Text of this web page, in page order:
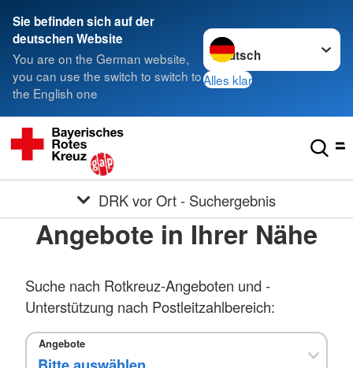
Sie befinden sich auf der
deutschen Website
You are on the German website,
you can use the switch to switch to
the English one
Sprache wechseln zu
Alles klar
DRK vor Ort - Suchergebnis
Angebote in Ihrer Nähe
Suche nach Rotkreuz-Angeboten und -
Unterstützung nach Postleitzahlbereich:
Angebote